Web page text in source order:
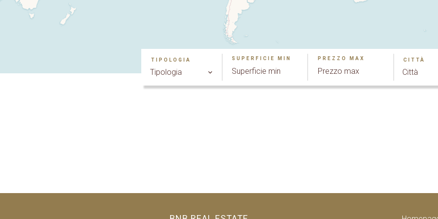
TIPOLOGIA
Tipologia
SUPERFICIE MIN PREZZO MAX CITTÀ
Città